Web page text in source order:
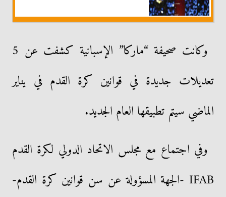
وكانت صحيفة “ماركا” الإسبانية كشفت عن 5
تعديلات جديدة في قوانين كرة القدم في يناير
الماضي سيتم تطبيقها العام الجديد.
وفي اجتماع مع مجلس الاتحاد الدولي لكرة القدم
IFAB -الجهة المسؤولة عن سن قوانين كرة القدم-